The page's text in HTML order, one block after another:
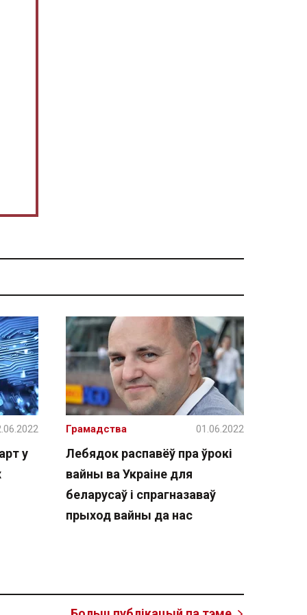
у
Лебядок распавёў пра ўрокі
вайны ва Украіне для
беларусаў і спрагназаваў
прыход вайны да нас
Грамадства 01.06.2022